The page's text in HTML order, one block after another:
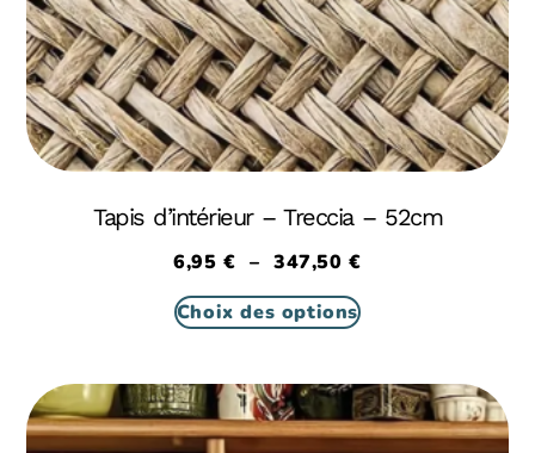
Tapis d’intérieur – Treccia – 52cm
6,95€ – 347,50€
Choix des options